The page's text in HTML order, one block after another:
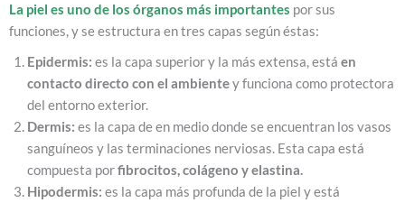
La piel es uno de los órganos más importantes por sus
funciones, y se estructura en tres capas según éstas:
Epidermis: es la capa superior y la más extensa, está en
contacto directo con el ambientey funciona como protectora
del entorno exterior.
Dermis: es la capa de en medio donde se encuentran los vasos
sanguíneos y las terminaciones nerviosas. Esta capa está
compuesta porfibrocitos, colágeno y elastina.
Hipodermis: es la capa más profunda de la piel y está